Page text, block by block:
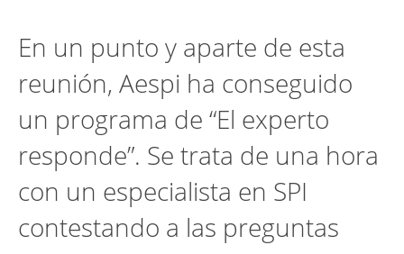
En un punto y aparte de esta
reunión, Aespi ha conseguido
un programa de “El experto
responde”. Se trata de una hora
con un especialista en SPI
contestando a las preguntas